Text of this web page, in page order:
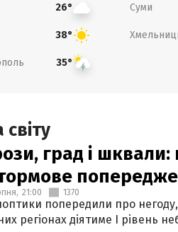
26° Суми
38°
35°
град і шквали:
21:00 1370
попередили про негоду,
регіонах діятиме І рівень